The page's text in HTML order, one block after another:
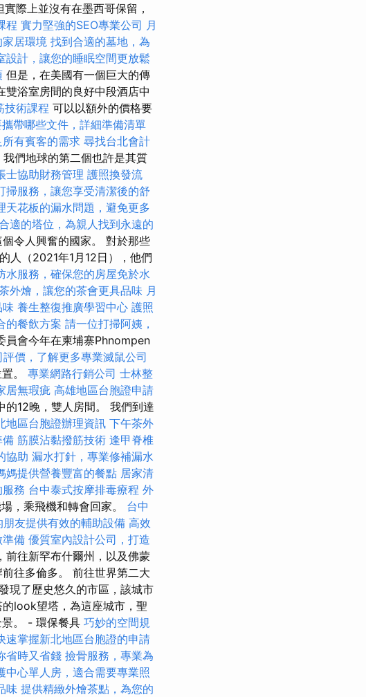
際上並沒有在墨西哥保留，
程 實力堅強的SEO專業公司 月
居環境 找到合適的墓地，為
設計，讓您的睡眠空間更放鬆
但是，在美國有一個巨大的傳
浴室房間的良好中段酒店中
技術課程 可以以額外的價格要
帶哪些文件，詳細準備清單
有賓客的需求 尋找台北會計
我們地球的第二個也許是其質
士協助財務管理 護照換發流
掃服務，讓您享受清潔後的舒
天花板的漏水問題，避免更多
適的塔位，為親人找到永遠的
令人興奮的國家。 對於那些
人（2021年1月12日），他們
水服務，確保您的房屋免於水
外燴，讓您的茶會更具品味 月
養生整復推廣學習中心 護照
的餐飲方案 請一位打掃阿姨，
員會今年在柬埔寨Phnompen
價，了解更多專業滅鼠公司
。 專業網路行銷公司 士林整
居無瑕疵 高雄地區台胞證申請
的12晚，雙人房間。 我們到達
地區台胞證辦理資訊 下午茶外
備 筋膜沾黏撥筋技術 逢甲脊椎
協助 漏水打針，專業修補漏水
媽提供營養豐富的餐點 居家清
務 台中泰式按摩排毒療程 外
，乘飛機和轉會回家。 台中
友提供有效的輔助設備 高效
準備 優質室內設計公司，打造
前往新罕布什爾州，以及佛蒙
往多倫多。 前往世界第二大
現了歷史悠久的市區，該城市
look望塔，為這座城市，聖
。 - 環保餐具 巧妙的空間規
速掌握新北地區台胞證的申請
省時又省錢 撿骨服務，專業為
中心單人房，適合需要專業照
味 提供精緻外燴茶點，為您的